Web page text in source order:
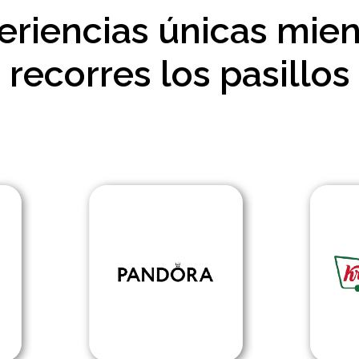
únicas
recorres los pasillos